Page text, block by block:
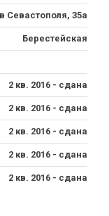
Севастополя, 35а
Берестейская
2 кв. 2016 - сдана
2 кв. 2016 - сдана
2 кв. 2016 - сдана
2 кв. 2016 - сдана
2 кв. 2016 - сдана